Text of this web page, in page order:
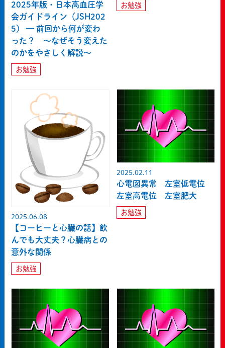
2025年版・日本高血圧学
会ガイドライン（JSH202
5） — 前回から何が変わ
った？ 〜なぜそう変えた
のかをやさしく解説〜
お勉強
お勉強
2025.06.08
【コーヒーと心臓の話】飲
んでも大丈夫？心臓病との
意外な関係
お勉強
2025.02.11
心電図異常 左室低電位
左室高電位 左室肥大
お勉強